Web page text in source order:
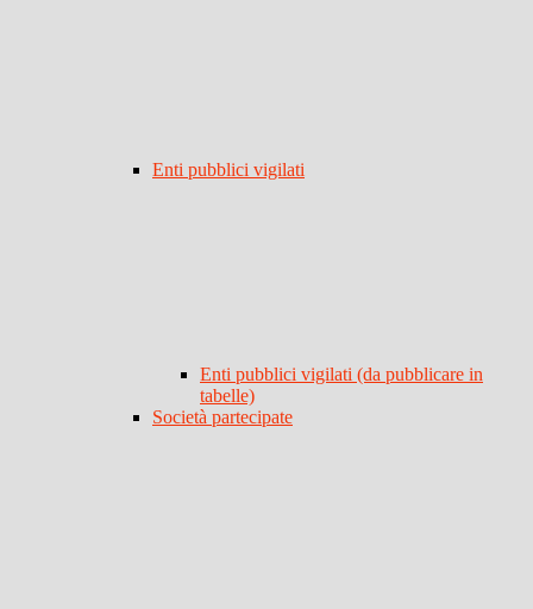
Enti pubblici vigilati
Enti pubblici vigilati (da pubblicare in
tabelle)
Società partecipate